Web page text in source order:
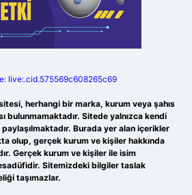
live:.cid.575569c608265c69
herhangi bir marka, kurum veya şahıs
bulunmamaktadır. Sitede yalnızca kendi
paylaşılmaktadır. Burada yer alan içerikler
olup, gerçek kurum ve kişiler hakkında
Gerçek kurum ve kişiler ile isim
Sitemizdeki bilgiler taslak
taşımazlar.